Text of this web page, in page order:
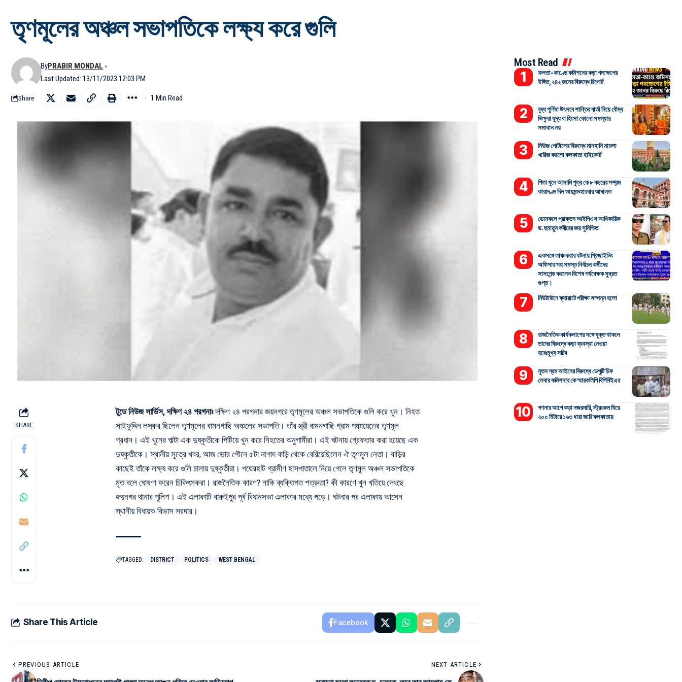
তৃণমূলের অঞ্চল সভাপতিকে লক্ষ্য করে গুলি
Last Updated: 13/11/2023 12:03 PM
ByPRABIR MONDAL
Share 1 Min Read
SHARE
টুডে নিউজ সার্ভিস, দক্ষিণ ২৪ পরগনাঃদক্ষিণ ২৪ পরগনার জয়নগরে তৃণমূলের অঞ্চল সভাপতিকে গুলি করে খুন। নিহত
সাইফুদ্দিন লস্কর ছিলেন তৃণমূলের বামনগাছি অঞ্চলের সভাপতি। তাঁর স্ত্রী বামনগাছি গ্রাম পঞ্চায়েতের তৃণমূল
প্রধান। এই খুনের পাল্টা এক দুষ্কৃতীকে পিটিয়ে খুন করে নিহতের অনুগামীরা। এই ঘটনায় গ্রেফতার করা হয়েছে এক
দুষ্কৃতীকে। স্থানীয় সূত্রে খবর, আজ ভোর পৌনে ৫টা নাগাদ বাড়ি থেকে বেরিয়েছিলেন ঐ তৃণমূল নেতা। বাড়ির
কাছেই তাঁকে লক্ষ্য করে গুলি চালায় দুষ্কৃতীরা। পদ্মেরহাট গ্রামীণ হাসপাতালে নিয়ে গেলে তৃণমূল অঞ্চল সভাপতিকে
মৃত বলে ঘোষণা করেন চিকিৎসকরা। রাজনৈতিক কারণ? নাকি ব্যক্তিগত শত্রুতা? কী কারণে খুন খতিয়ে দেখছে
জয়নগর থানার পুলিশ। এই এলাকাটি বারুইপুর পূর্ব বিধানসভা এলাকার মধ্যে পড়ে। ঘটনার পর এলাকায় আসেন
স্থানীয় বিধায়ক বিভাস সরদার।
TAGGED: DISTRICT POLITICS WEST BENGAL
Share This Article Facebook
PREVIOUS ARTICLE NEXT ARTICLE
Most Read
ফলতা-কাণ্ডে কমিশনের কড়া পদক্ষেপের
ইঙ্গিত, ২৪২ জনের বিরুদ্ধে রিপোর্ট
বুদ্ধ পূর্ণিমা উৎসবে শান্তির বার্তা নিয়ে বৌদ্ধ
ভিক্ষুরা যুদ্ধ বা হিংসা কোনো সমস্যার
সমাধান নয়
নিউজ পোর্টালের বিরুদ্ধে মানহানি মামলা
খারিজ করলো কলকাতা হাইকোর্ট
পিতা খুনে আসামি পুত্র কে ৮ বছরের সশ্রম
কারাদণ্ড দিল ডায়মন্ডহারবার আদালত
ডোমকলে প্রাক্তন আইপিএস আধিকারিক
ড. হুমায়ুন কবীরের জয় সুনিশ্চিত
একসঙ্গে লাঞ্চ করার ঘটনায় প্রিজাইডিং
অফিসার সহ সমস্ত নির্বাচন কর্মীদের
সাসপেন্ড করলেন বিশেষ পর্যবেক্ষক সুব্রত
গুপ্ত।
নিউটাউনে ক্যারাটে পরীক্ষা সম্পন্ন হলো
রাজনৈতিক কার্যকলাপের সঙ্গে যুক্ত থাকলে
তাদের বিরুদ্ধে কড়া ব্যবস্থা নেওয়া
হবেঃমুখ্য সচিব
নুতন শ্রম আইনের বিরুদ্ধে ডেপুটি চিফ
লেবার কমিশনার কে স্মারকলিপি বিপিবিইএর
গণনার আগে কড়া নজরদারি, স্ট্রংরুম ঘিরে
২০০ মিটারে ১৬৩ ধারা জারি কলকাতায়